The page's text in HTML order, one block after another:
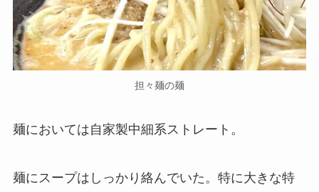
担々麺の麺
麺においては自家製中細系ストレート。
麺にスープはしっかり絡んでいた。特に大きな特